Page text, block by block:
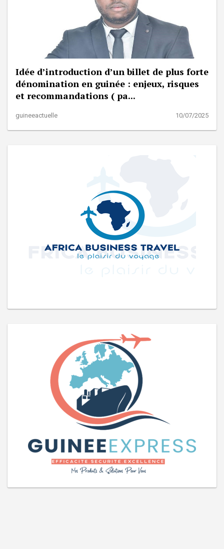
Idée d’introduction d’un billet de plus forte
dénomination en guinée : enjeux, risques
et recommandations ( pa...
guineeactuelle 10/07/2025